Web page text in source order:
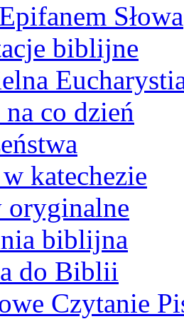
Słowa
biblijne
na co dzień
katechezie
oryginalne
biblijna
do Biblii
Czytanie